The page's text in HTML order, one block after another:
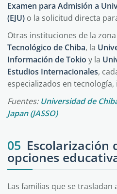
Examen para Admisión a
(EJU) o la solicitud directa
Otras instituciones de la
Tecnológico de Chiba, la
Información de Tokio y la
Estudios Internacionales,
especializados en
Fuentes: Universidad de
Japan (JASSO)
05 Escolarización
opciones
Las familias que se trasladan